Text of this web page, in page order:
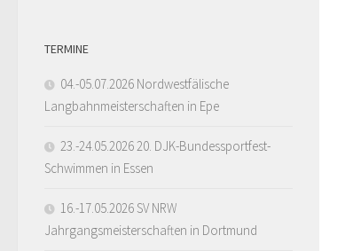
TERMINE
04.-05.07.2026 Nordwestfälische
Langbahnmeisterschaften in Epe
23.-24.05.2026 20. DJK-Bundessportfest-
Schwimmen in Essen
16.-17.05.2026 SV NRW
Jahrgangsmeisterschaften in Dortmund